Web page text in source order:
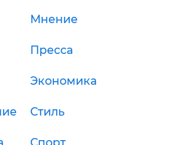
Мнение
Пресса
Экономика
Стиль
Спорт